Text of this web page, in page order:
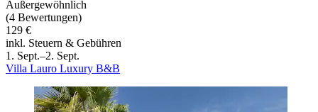
Außergewöhnlich
(4 Bewertungen)
129 €
inkl. Steuern & Gebühren
1. Sept.–2. Sept.
Villa Lauro Luxury B&B